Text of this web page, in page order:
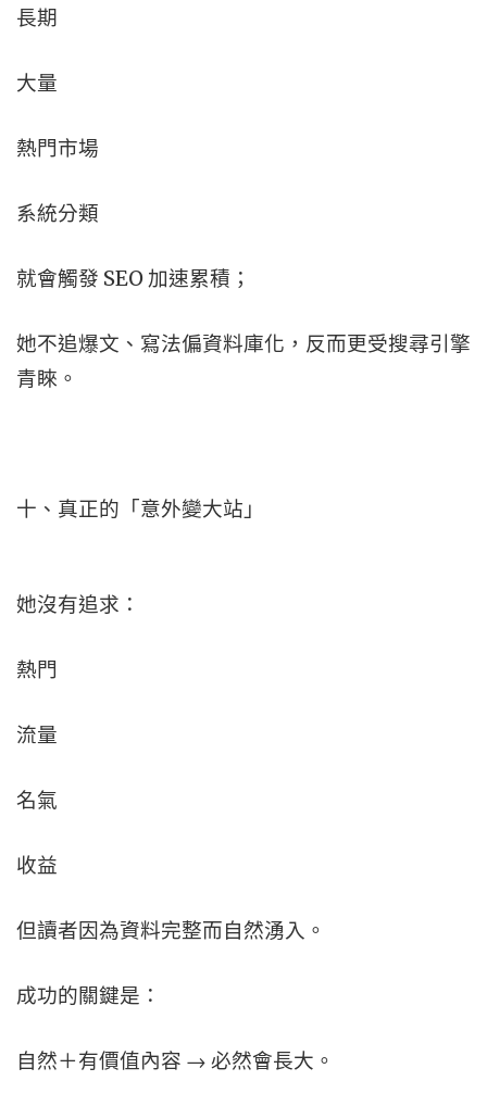
長期
大量
熱門市場
系統分類
就會觸發 SEO 加速累積；
她不追爆文、寫法偏資料庫化，反而更受搜尋引擎
青睞。
十、真正的「意外變大站」
她沒有追求：
熱門
流量
名氣
收益
但讀者因為資料完整而自然湧入。
成功的關鍵是：
自然＋有價值內容 → 必然會長大。